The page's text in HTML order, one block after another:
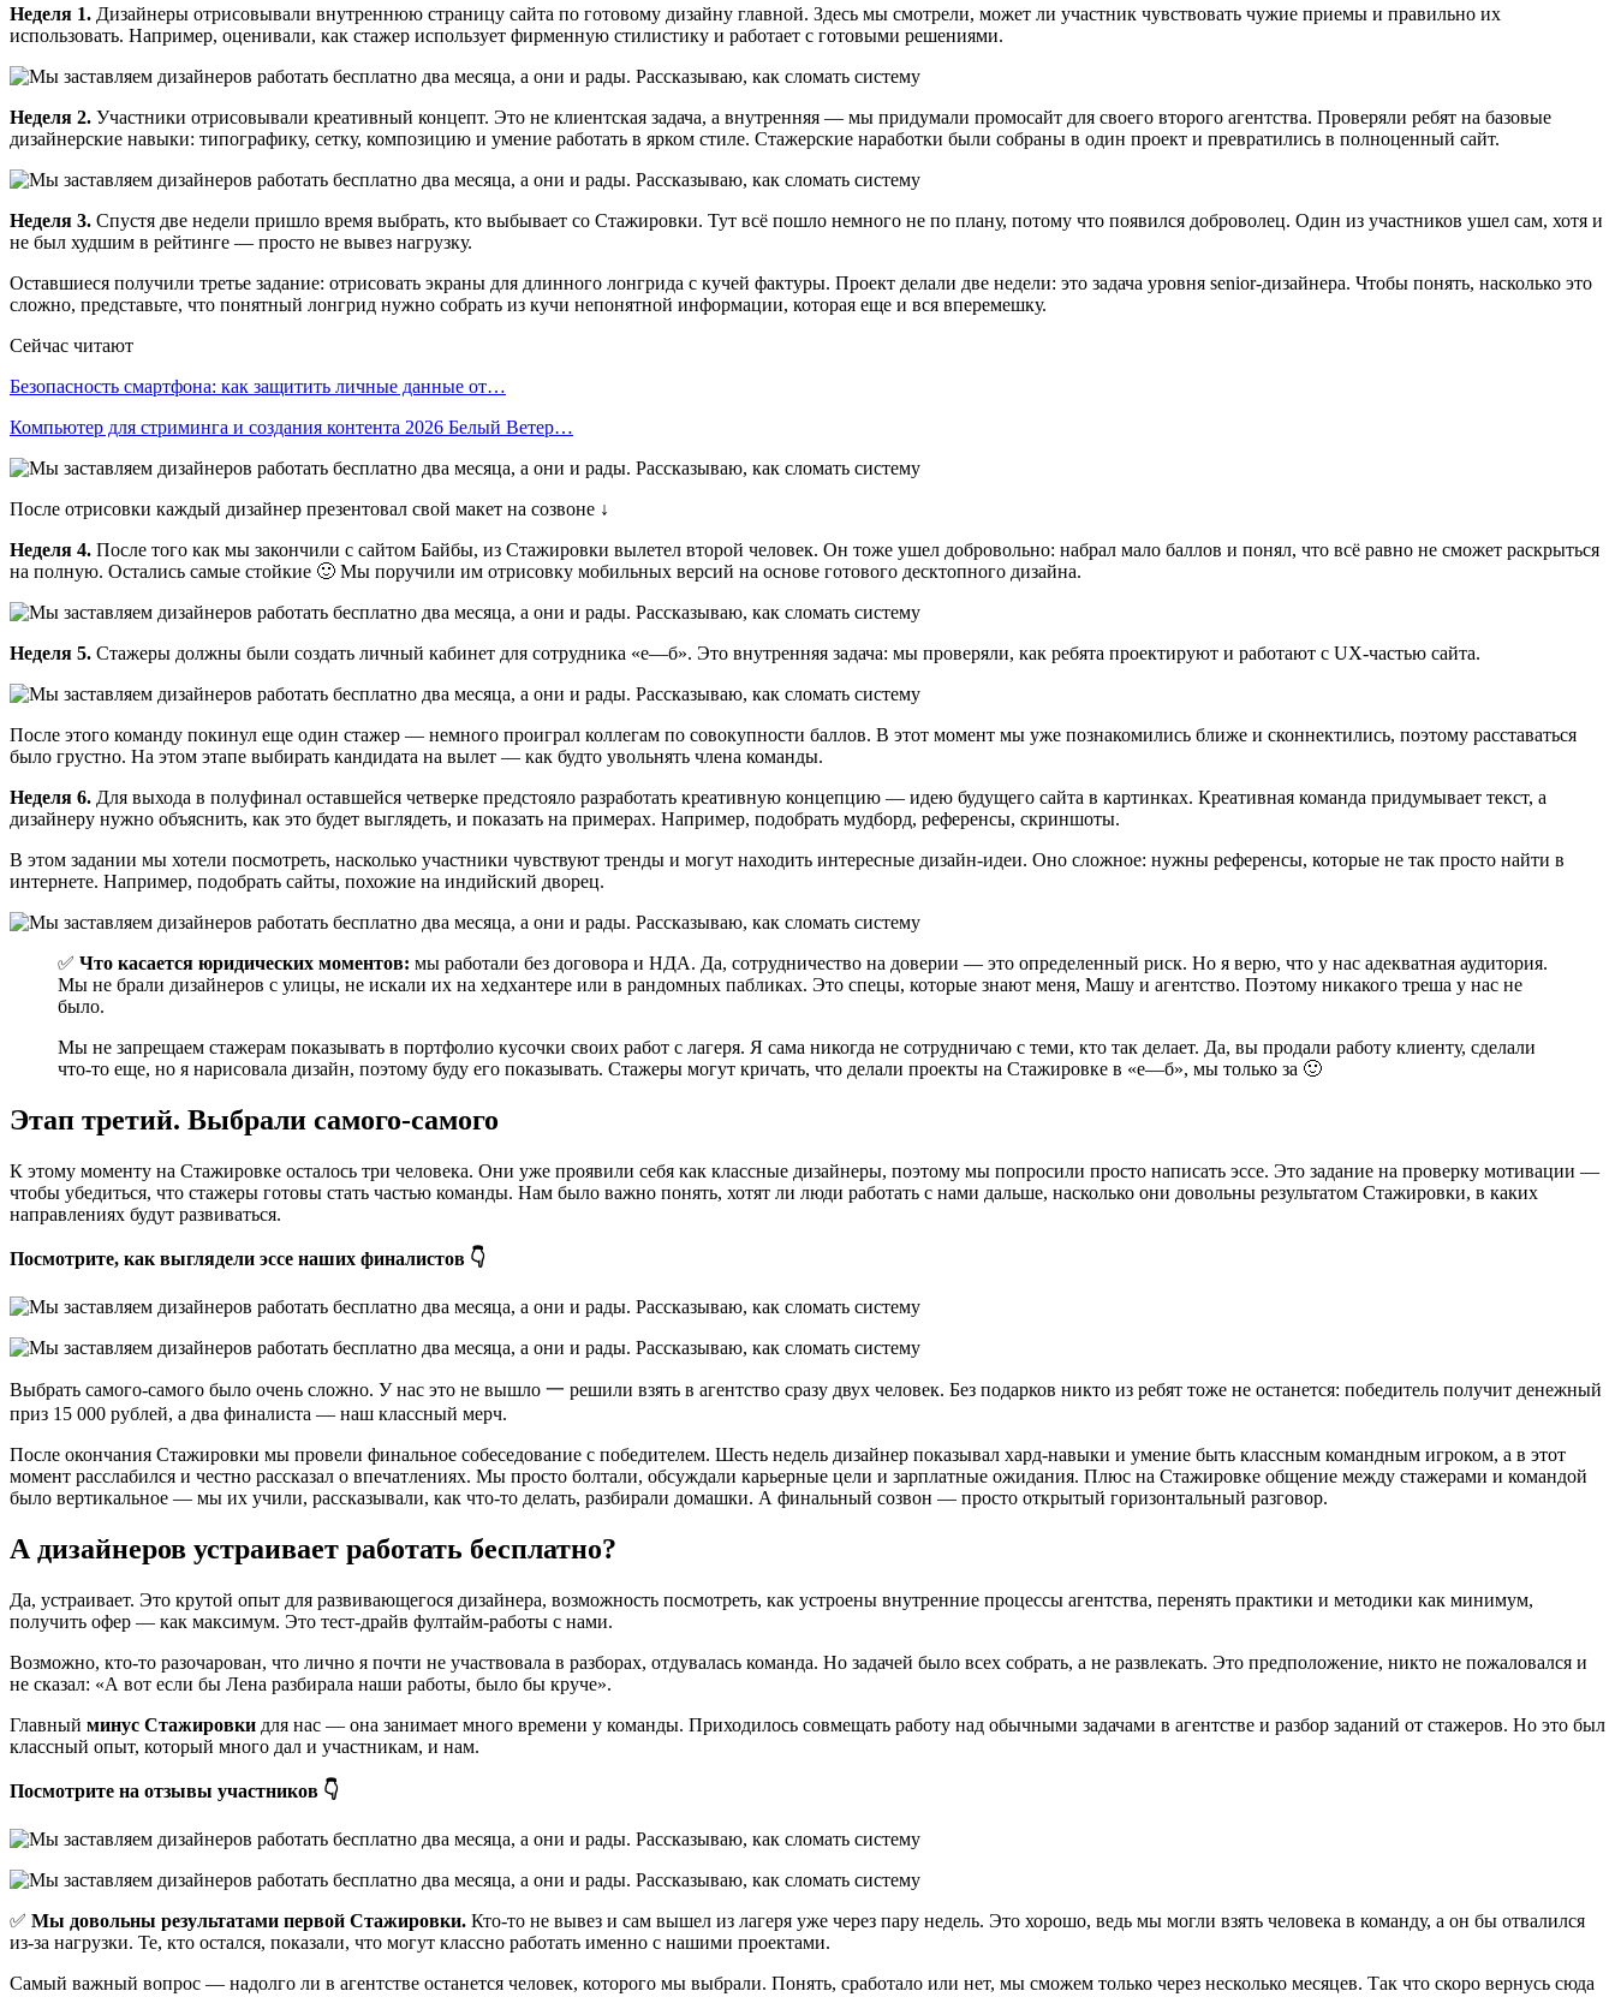
Неделя 1. Дизайнеры отрисовывали внутреннюю страницу сайта по готовому дизайну главной. Здесь мы смотрели, может ли участник чувствовать чужие приемы и правильно их
использовать. Например, оценивали, как стажер использует фирменную стилистику и работает с готовыми решениями.
Неделя 2. Участники отрисовывали креативный концепт. Это не клиентская задача, а внутренняя — мы придумали промосайт для своего второго агентства. Проверяли ребят на базовые
дизайнерские навыки: типографику, сетку, композицию и умение работать в ярком стиле. Стажерские наработки были собраны в один проект и превратились в полноценный сайт.
Неделя 3. Спустя две недели пришло время выбрать, кто выбывает со Стажировки. Тут всё пошло немного не по плану, потому что появился доброволец. Один из участников ушел сам, хотя и
не был худшим в рейтинге — просто не вывез нагрузку.
Оставшиеся получили третье задание: отрисовать экраны для длинного лонгрида с кучей фактуры. Проект делали две недели: это задача уровня senior-дизайнера. Чтобы понять, насколько это
сложно, представьте, что понятный лонгрид нужно собрать из кучи непонятной информации, которая еще и вся вперемешку.
Сейчас читают
Безопасность смартфона: как защитить личные данные от…
Компьютер для стриминга и создания контента 2026 Белый Ветер…
После отрисовки каждый дизайнер презентовал свой макет на созвоне ↓
Неделя 4. После того как мы закончили с сайтом Байбы, из Стажировки вылетел второй человек. Он тоже ушел добровольно: набрал мало баллов и понял, что всё равно не сможет раскрыться
на полную. Остались самые стойкие 🙂 Мы поручили им отрисовку мобильных версий на основе готового десктопного дизайна.
Неделя 5. Стажеры должны были создать личный кабинет для сотрудника «е—б». Это внутренняя задача: мы проверяли, как ребята проектируют и работают с UX-частью сайта.
После этого команду покинул еще один стажер — немного проиграл коллегам по совокупности баллов. В этот момент мы уже познакомились ближе и сконнектились, поэтому расставаться
было грустно. На этом этапе выбирать кандидата на вылет — как будто увольнять члена команды.
Неделя 6. Для выхода в полуфинал оставшейся четверке предстояло разработать креативную концепцию — идею будущего сайта в картинках. Креативная команда придумывает текст, а
дизайнеру нужно объяснить, как это будет выглядеть, и показать на примерах. Например, подобрать мудборд, референсы, скриншоты.
В этом задании мы хотели посмотреть, насколько участники чувствуют тренды и могут находить интересные дизайн-идеи. Оно сложное: нужны референсы, которые не так просто найти в
интернете. Например, подобрать сайты, похожие на индийский дворец.
✅ Что касается юридических моментов: мы работали без договора и НДА. Да, сотрудничество на доверии — это определенный риск. Но я верю, что у нас адекватная аудитория.
Мы не брали дизайнеров с улицы, не искали их на хедхантере или в рандомных пабликах. Это спецы, которые знают меня, Машу и агентство. Поэтому никакого треша у нас не
было.
Мы не запрещаем стажерам показывать в портфолио кусочки своих работ с лагеря. Я сама никогда не сотрудничаю с теми, кто так делает. Да, вы продали работу клиенту, сделали
что-то еще, но я нарисовала дизайн, поэтому буду его показывать. Стажеры могут кричать, что делали проекты на Стажировке в «е—б», мы только за 🙂
Этап третий. Выбрали самого-самого
К этому моменту на Стажировке осталось три человека. Они уже проявили себя как классные дизайнеры, поэтому мы попросили просто написать эссе. Это задание на проверку мотивации —
чтобы убедиться, что стажеры готовы стать частью команды. Нам было важно понять, хотят ли люди работать с нами дальше, насколько они довольны результатом Стажировки, в каких
направлениях будут развиваться.
Посмотрите, как выглядели эссе наших финалистов 👇
Выбрать самого-самого было очень сложно. У нас это не вышло 一 решили взять в агентство сразу двух человек. Без подарков никто из ребят тоже не останется: победитель получит денежный
приз 15 000 рублей, а два финалиста — наш классный мерч.
После окончания Стажировки мы провели финальное собеседование с победителем. Шесть недель дизайнер показывал хард-навыки и умение быть классным командным игроком, а в этот
момент расслабился и честно рассказал о впечатлениях. Мы просто болтали, обсуждали карьерные цели и зарплатные ожидания. Плюс на Стажировке общение между стажерами и командой
было вертикальное — мы их учили, рассказывали, как что-то делать, разбирали домашки. А финальный созвон — просто открытый горизонтальный разговор.
А дизайнеров устраивает работать бесплатно?
Да, устраивает. Это крутой опыт для развивающегося дизайнера, возможность посмотреть, как устроены внутренние процессы агентства, перенять практики и методики как минимум,
получить офер — как максимум. Это тест-драйв фултайм-работы с нами.
Возможно, кто-то разочарован, что лично я почти не участвовала в разборах, отдувалась команда. Но задачей было всех собрать, а не развлекать. Это предположение, никто не пожаловался и
не сказал: «А вот если бы Лена разбирала наши работы, было бы круче».
Главный минус Стажировки для нас — она занимает много времени у команды. Приходилось совмещать работу над обычными задачами в агентстве и разбор заданий от стажеров. Но это был
классный опыт, который много дал и участникам, и нам.
Посмотрите на отзывы участников 👇
✅ Мы довольны результатами первой Стажировки. Кто-то не вывез и сам вышел из лагеря уже через пару недель. Это хорошо, ведь мы могли взять человека в команду, а он бы отвалился
из-за нагрузки. Те, кто остался, показали, что могут классно работать именно с нашими проектами.
Самый важный вопрос — надолго ли в агентстве останется человек, которого мы выбрали. Понять, сработало или нет, мы сможем только через несколько месяцев. Так что скоро вернусь сюда